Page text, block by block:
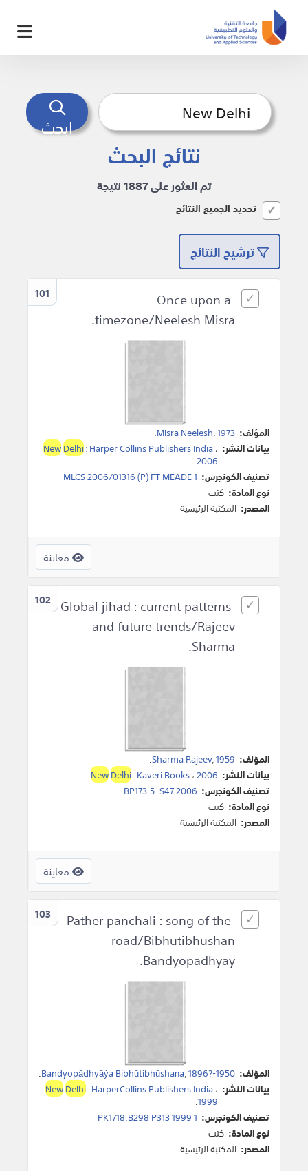
ابحث
نتائج البحث
تم العثور على 1887 نتيجة
تحديد الجميع النتائج
ترشيح النتائج
101
Once upon a
timezone/Neelesh Misra.
المؤلف: Misra Neelesh,1973
.
بيانات النشر:
NewDelhi:Harper Collins Publishers India،
2006
.
تصنيف الكونجرس: MLCS 2006/01316 (P) FT MEADE 1
نوع المادة: كتب
المصدر: المكتبة الرئيسية
معاينة
102 Global jihad : current patterns
and future trends/Rajeev
Sharma.
المؤلف: Sharma Rajeev,1959
.
بيانات النشر:
NewDelhi:Kaveri Books،2006
.
تصنيف الكونجرس: BP173.5 .S47 2006
نوع المادة: كتب
المصدر: المكتبة الرئيسية
معاينة
103
Pather panchali : song of the
road/Bibhutibhushan
Bandyopadhyay.
المؤلف: Bandyopādhyāẏa Bibhūtibhūshaṇa,1896?-1950
.
بيانات النشر:
NewDelhi:HarperCollins Publishers India،
1999
.
تصنيف الكونجرس: PK1718.B298 P313 1999 1
نوع المادة: كتب
المصدر: المكتبة الرئيسية